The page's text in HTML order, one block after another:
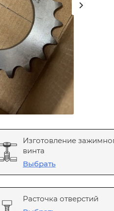
Изготовление
винта
Выбрать
Расточка отверстий